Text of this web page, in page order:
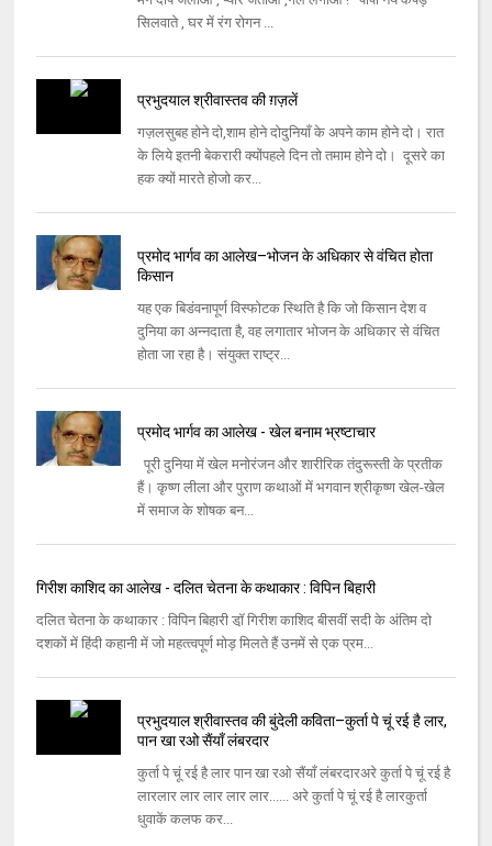
सिलवाते , घर में रंग रोगन ...
प्रभुदयाल श्रीवास्तव की ग़ज़लें
गज़लसुबह होने दो,शाम होने दोदुनियाँ के अपने काम होने दो। रात
के लिये इतनी बेकरारी क्योंपहले दिन तो तमाम होने दो। दूसरे का
हक क्यों मारते होजो कर...
प्रमोद भार्गव का आलेख–भोजन के अधिकार से वंचित होता
किसान
यह एक बिडंवनापूर्ण विस्‍फोटक स्‍थिति है कि जो किसान देश व
दुनिया का अन्‍नदाता है, वह लगातार भोजन के अधिकार से वंचित
होता जा रहा है। संयुक्‍त राष्‍ट्र...
प्रमोद भार्गव का आलेख - खेल बनाम भ्रष्‍टाचार
पूरी दुनिया में खेल मनोरंजन और शारीरिक तंदुरूस्‍ती के प्रतीक
हैं। कृष्‍ण लीला और पुराण कथाओं में भगवान श्रीकृष्‍ण खेल-खेल
में समाज के शोषक बन...
गिरीश काशिद का आलेख - दलित चेतना के कथाकार : विपिन बिहारी
दलित चेतना के कथाकार : विपिन बिहारी डॉ़ गिरीश काशिद बीसवीं सदी के अंतिम दो
दशकों में हिंदी कहानी में जो महत्‍त्‍वपूर्ण मोड़ मिलते हैं उनमें से एक प्रम...
प्रभुद‌याल‌ श्रीवास्तव‌ की बुंदेली कविता–कुर्ता पे चूं रई है लार,
पान खा रओ सैंयाँ लंबरदार
कुर्ता पे चूं रई है लार पान खा रओ सैंयाँ लंबरदारअरे कुर्ता पे चूं रई है
लारलार लार लार लार लार...... अरे कुर्ता पे चूं रई है लारकुर्ता
धुवाकें कलफ कर...